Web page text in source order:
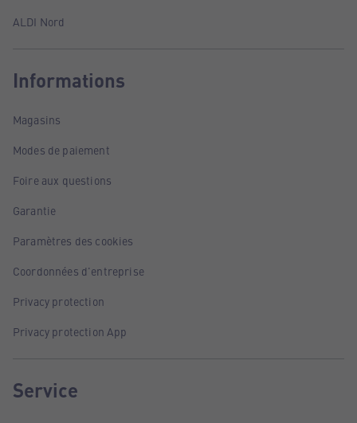
ALDI Nord
Informations
Magasins
Modes de paiement
Foire aux questions
Garantie
Paramètres des cookies
Coordonnées d'entreprise
Privacy protection
Privacy protection App
Service